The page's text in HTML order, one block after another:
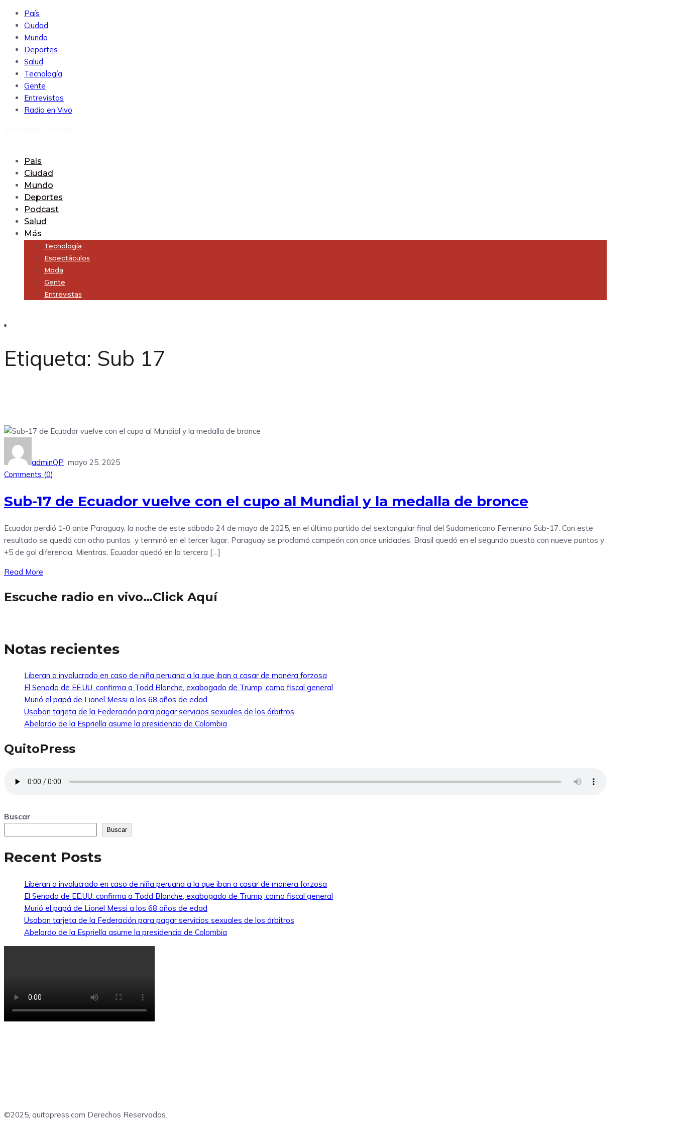
País
Ciudad
Mundo
Deportes
Salud
Tecnología
Gente
Entrevistas
Radio en Vivo
País
Ciudad
Mundo
Deportes
Podcast
Salud
Más
Tecnología
Espectáculos
Moda
Gente
Entrevistas
Etiqueta: Sub 17
adminQP mayo 25, 2025
Comments (0)
Sub-17 de Ecuador vuelve con el cupo al Mundial y la medalla de bronce
Ecuador perdió 1-0 ante Paraguay, la noche de este sábado 24 de mayo de 2025, en el último partido del sextangular final del Sudamericano Femenino Sub-17. Con este
resultado se quedó con ocho puntos y terminó en el tercer lugar. Paraguay se proclamó campeón con once unidades; Brasil quedó en el segundo puesto con nueve puntos y
+5 de gol diferencia. Mientras, Ecuador quedó en la tercera […]
Read More
Escuche radio en vivo…Click Aquí
Notas recientes
Liberan a involucrado en caso de niña peruana a la que iban a casar de manera forzosa
El Senado de EE.UU. confirma a Todd Blanche, exabogado de Trump, como fiscal general
Murió el papá de Lionel Messi a los 68 años de edad
Usaban tarjeta de la Federación para pagar servicios sexuales de los árbitros
Abelardo de la Espriella asume la presidencia de Colombia
QuitoPress
Buscar
Buscar
Recent Posts
Liberan a involucrado en caso de niña peruana a la que iban a casar de manera forzosa
El Senado de EE.UU. confirma a Todd Blanche, exabogado de Trump, como fiscal general
Murió el papá de Lionel Messi a los 68 años de edad
Usaban tarjeta de la Federación para pagar servicios sexuales de los árbitros
Abelardo de la Espriella asume la presidencia de Colombia
©2025, quitopress.com Derechos Reservados.